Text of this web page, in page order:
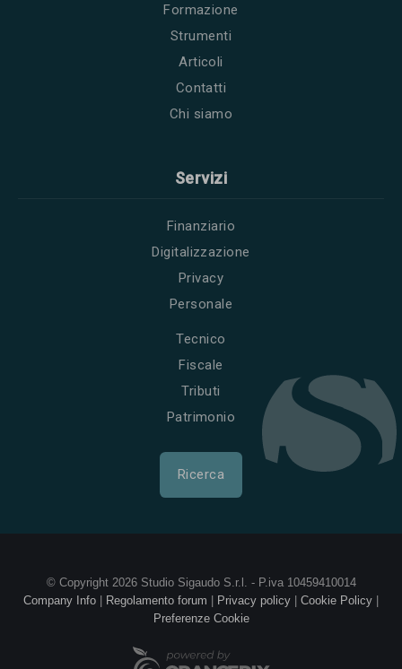
Formazione
Strumenti
Articoli
Contatti
Chi siamo
Servizi
Finanziario
Digitalizzazione
Privacy
Personale
Tecnico
Fiscale
Tributi
Patrimonio
Ricerca
© Copyright 2026 Studio Sigaudo S.r.l. - P.iva 10459410014
Company Info
Regolamento forum Privacy policy Cookie Policy
Preferenze Cookie